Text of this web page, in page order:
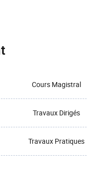
Cours Magistral
Travaux Dirigés
Travaux Pratiques